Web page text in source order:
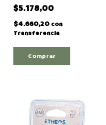
Etheos "ABLI-2600"
$5.178,00
$4.660,20 con
Transferencia